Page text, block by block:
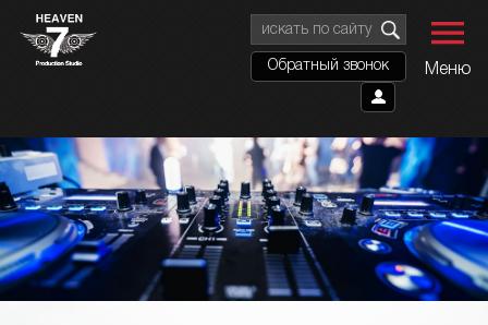
Обратный звонок Меню